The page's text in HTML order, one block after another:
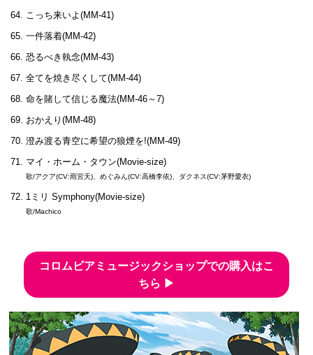
こっち来いよ(MM-41)
一件落着(MM-42)
恐るべき執念(MM-43)
全てを焼き尽くして(MM-44)
命を賭して信じる魔法(MM-46～7)
おかえり(MM-48)
澄み渡る青空に希望の狼煙を!(MM-49)
マイ・ホーム・タウン(Movie-size)
歌/アクア(CV:雨宮天)、めぐみん(CV:高橋李依)、ダクネス(CV:茅野愛衣)
1ミリ Symphony(Movie-size)
歌/Machico
コロムビアミュージックショップでの購入はこ
ちら ▶